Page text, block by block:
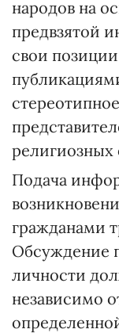
народов на
предвзятой
свои
Подача
гражданами
Обсуждение
личности
независимо